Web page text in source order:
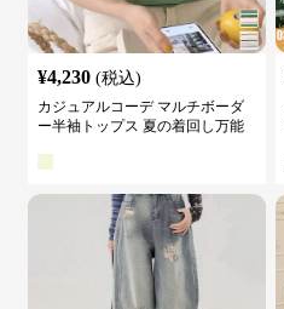
¥4,230 (税込)
カジュアルコーデ マルチボーダ
ー半袖トップス 夏の着回し万能